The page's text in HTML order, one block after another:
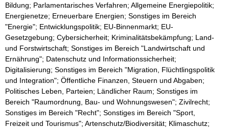
Bildung; Parlamentarisches Verfahren; Allgemeine Energiepolitik;
Energienetze; Erneuerbare Energien; Sonstiges im Bereich
"Energie"; Entwicklungspolitik; EU-Binnenmarkt; EU-
Gesetzgebung; Cybersicherheit; Kriminalitätsbekämpfung; Land-
und Forstwirtschaft; Sonstiges im Bereich "Landwirtschaft und
Ernährung"; Datenschutz und Informationssicherheit;
Digitalisierung; Sonstiges im Bereich "Migration, Flüchtlingspolitik
und Integration"; Öffentliche Finanzen, Steuern und Abgaben;
Politisches Leben, Parteien; Ländlicher Raum; Sonstiges im
Bereich "Raumordnung, Bau- und Wohnungswesen"; Zivilrecht;
Sonstiges im Bereich "Recht"; Sonstiges im Bereich "Sport,
Freizeit und Tourismus"; Artenschutz/Biodiversität; Klimaschutz;